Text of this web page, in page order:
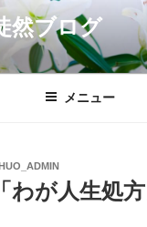
然ブログ
メニュー
わが人生処